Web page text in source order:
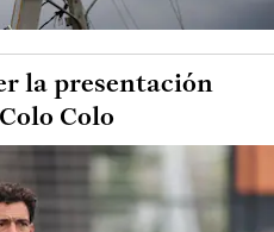
la presentación
Colo